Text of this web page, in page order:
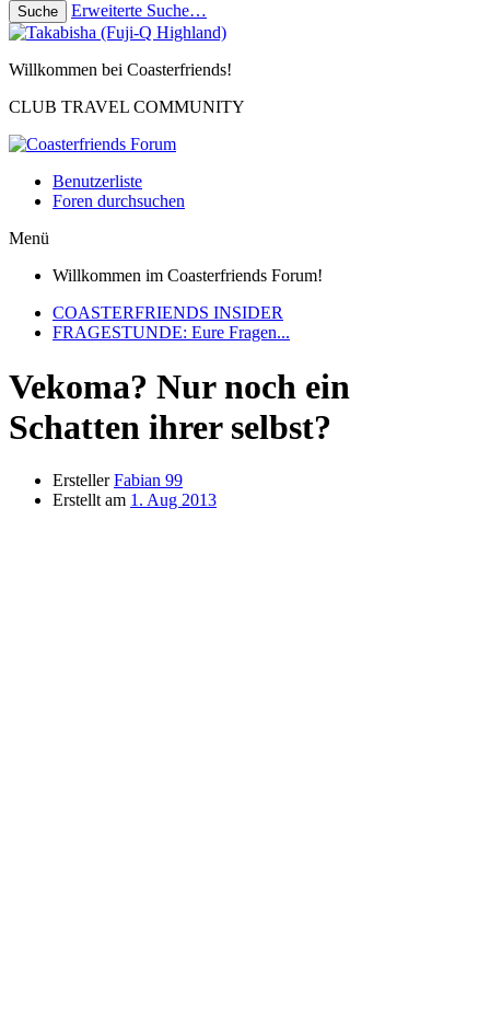
Suche Erweiterte Suche…
Willkommen bei Coasterfriends!
CLUB TRAVEL COMMUNITY
Benutzerliste
Foren durchsuchen
Menü
Willkommen im Coasterfriends Forum!
COASTERFRIENDS INSIDER
FRAGESTUNDE: Eure Fragen...
Vekoma? Nur noch ein
Schatten ihrer selbst?
Ersteller Fabian 99
Erstellt am 1. Aug 2013